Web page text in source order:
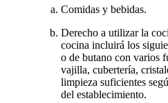
Comidas y bebidas.
Derecho a utilizar la
cocina incluirá los
o de butano con varios
vajilla, cubertería,
limpieza suficientes
del establecimiento.